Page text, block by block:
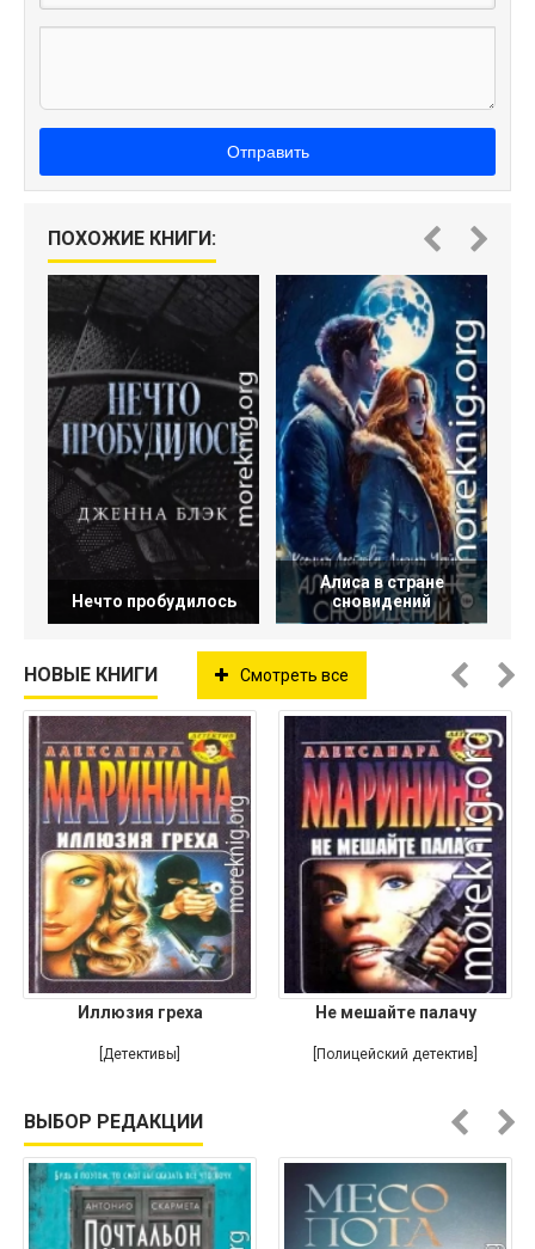
Отправить
ПОХОЖИЕ КНИГИ:
Нечто пробудилось
Алиса в стране
сновидений
НОВЫЕ КНИГИ Смотреть все
Иллюзия греха
[Детективы]
Не мешайте палачу
[Полицейский детектив]
ВЫБОР РЕДАКЦИИ